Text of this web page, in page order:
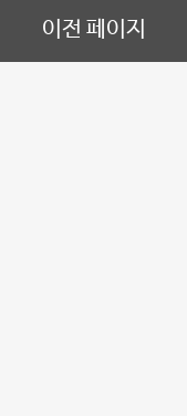
이전 페이지